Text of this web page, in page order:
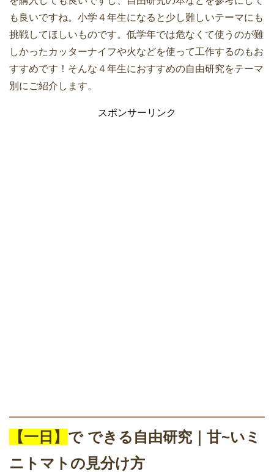
も良いですね。小学４年生になると少し難しいテーマにも
挑戦してほしいものです。低学年では危なくて使うのが難
しかったカッターナイフや火などを使って工作するのもお
すすめです！そんな４年生におすすめの自由研究をテーマ
別にご紹介します。
スポンサーリンク
【一日】 で できる自由研究｜ 甘~いミ
ニトマトの見分け方